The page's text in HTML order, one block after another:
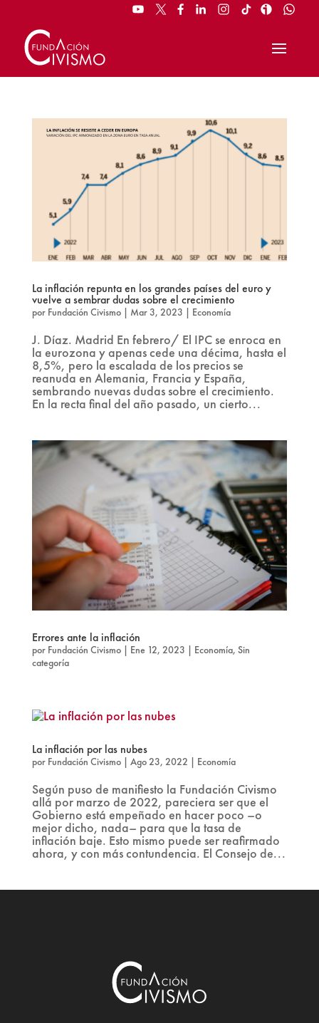
La inflación repunta en los grandes países del euro y
vuelve a sembrar dudas sobre el crecimiento
por Fundación Civismo| Mar 3, 2023 Economía
J. Díaz. Madrid En febrero/ El IPC se enroca en
la eurozona y apenas cede una décima, hasta el
8,5%, pero la escalada de los precios se
reanuda en Alemania, Francia y España,
sembrando nuevas dudas sobre el crecimiento.
En la recta final del año pasado, un cierto...
Errores ante la inflación
por Fundación Civismo| Ene 12, 2023 Economía, Sin
categoría
La inflación por las nubes
por Fundación Civismo| Ago 23, 2022 Economía
Según puso de manifiesto la Fundación Civismo
allá por marzo de 2022, pareciera ser que el
Gobierno está empeñado en hacer poco –o
mejor dicho, nada– para que la tasa de
inflación baje. Esto mismo puede ser reafirmado
ahora, y con más contundencia. El Consejo de...